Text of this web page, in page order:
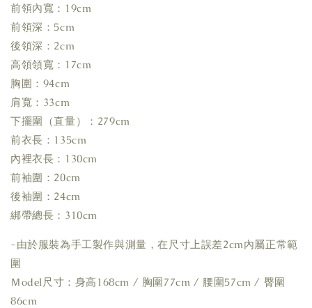
前領內寬：19cm
前領深：5cm
後領深：2cm
高領領寬：17cm
胸圍：94cm
肩寬：33cm
下擺圍（直量）：279cm
前衣長：135cm
內裡衣長：130cm
前袖圍：20cm
後袖圍：24cm
綁帶總長：310cm
-由於服裝為手工製作與測量，在尺寸上誤差2cm內屬正常範
圍
Ｍodel尺寸：身高168cm / 胸圍77cm / 腰圍57cm / 臀圍
86cm